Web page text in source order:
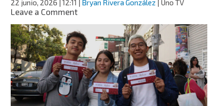
22 junio, 2026 | 12:11 | Bryan Rivera González | Uno TV
Leave a Commenton
de
hasta
5
mil
800
pesos
siguen
esta